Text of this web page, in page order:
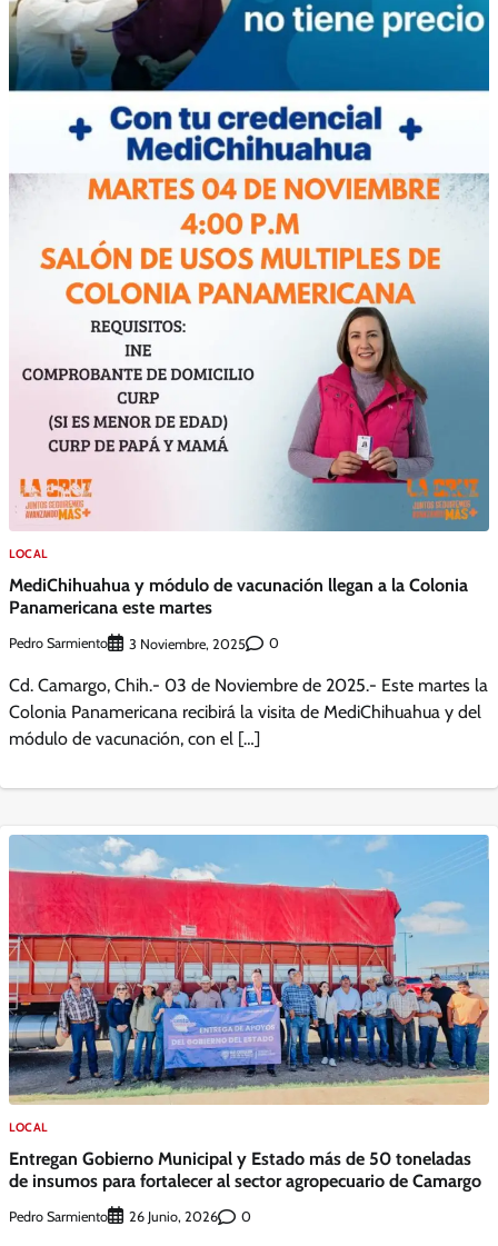
LOCAL
MediChihuahua y módulo de vacunación llegan a la Colonia
Panamericana este martes
Pedro Sarmiento 3 Noviembre, 2025 0
Cd. Camargo, Chih.- 03 de Noviembre de 2025.- Este martes la
Colonia Panamericana recibirá la visita de MediChihuahua y del
módulo de vacunación, con el […]
LOCAL
Entregan Gobierno Municipal y Estado más de 50 toneladas
de insumos para fortalecer al sector agropecuario de Camargo
Pedro Sarmiento 26 Junio, 2026 0